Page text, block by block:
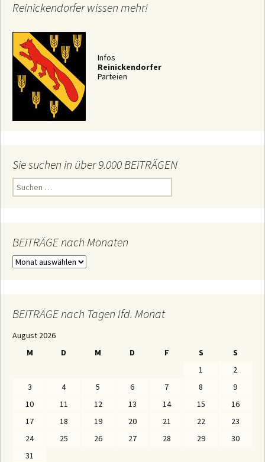
Reinickendorfer wissen mehr!
Infos
Reinickendorfer
Parteien
Sie suchen in über 9.000 BEiTRÄGEN
n
a
c
h
BEiTRÄGE nach Monaten
B
E
G
n
BEiTRÄGE nach Tagen lfd. Monat
August 2026
M
D M D F S S
1
2
3
4 5 6 7 8
9
10
11 12 13 14 15
16
17
18 19 20 21 22
23
24
25 26 27 28 29
30
31